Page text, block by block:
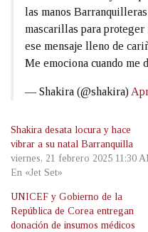
las manos
mascarillas para
ese mensaje lleno de
Me emociona cuando me
— Shakira (@shakira)
Shakira desata locura y hace
vibrar a su natal Barranquilla
viernes, 21 febrero 2025 11:30
En «Jet Set»
UNICEF y Gobierno de la
República de Corea entregan
donación de insumos médicos